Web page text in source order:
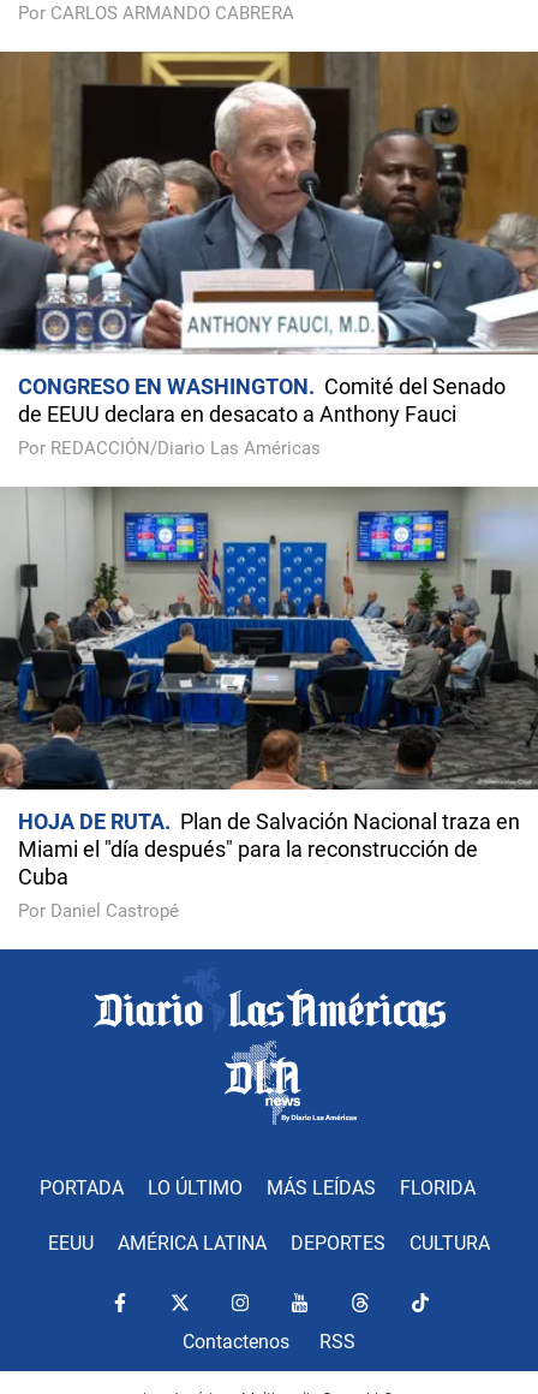
Por CARLOS ARMANDO CABRERA
CONGRESO EN WASHINGTON
Comité del Senado
de EEUU declara en desacato a Anthony Fauci
Por REDACCIÓN/Diario Las Américas
HOJA DE RUTA
Plan de Salvación Nacional traza en
Miami el "día después" para la reconstrucción de
Cuba
Por Daniel Castropé
PORTADA LO ÚLTIMO MÁS LEÍDAS FLORIDA
EEUU AMÉRICA LATINA DEPORTES CULTURA
Contactenos RSS